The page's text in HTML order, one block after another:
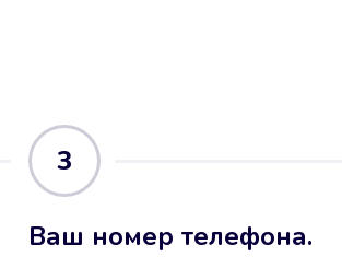
3
Ваш номер телефона.